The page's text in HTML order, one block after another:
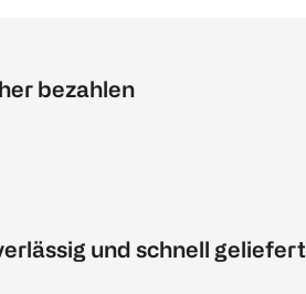
bezahlen
und schnell geliefert